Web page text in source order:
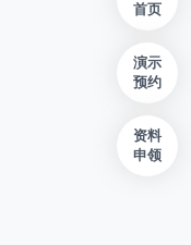
首页
演示
预约
资料
申领